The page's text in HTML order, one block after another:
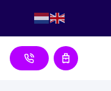
Aanvraag